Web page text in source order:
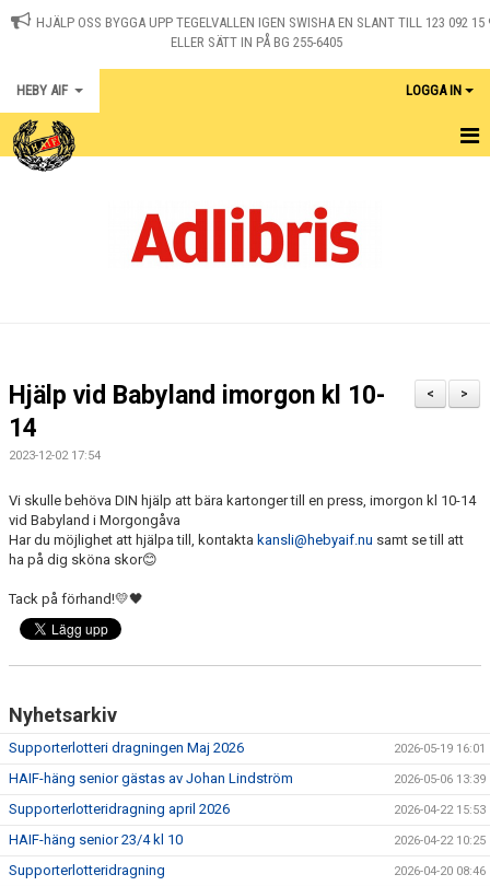
HJÄLP OSS BYGGA UPP TEGELVALLEN IGEN SWISHA EN SLANT TILL 123 092 15
ELLER SÄTT IN PÅ BG 255-6405
HEBY AIF LOGGA IN
KALENDER
DOKUMENT
VÅRA LAG
KLUBBKLÄDER
SAMARBETSPARTNERS
TEGELVALLEN 2.0
>
<
Hjälp vid Babyland imorgon kl 10-
14
2023-12-02 17:54
Vi skulle behöva DIN hjälp att bära kartonger till en press, imorgon kl 10-14
vid Babyland i Morgongåva
Har du möjlighet att hjälpa till, kontakta kansli@hebyaif.nu samt se till att
ha på dig sköna skor😊
Tack på förhand!💛🖤
Nyhetsarkiv
Supporterlotteri dragningen Maj 2026 2026-05-19 16:01
HAIF-häng senior gästas av Johan Lindström 2026-05-06 13:39
Supporterlotteridragning april 2026 2026-04-22 15:53
HAIF-häng senior 23/4 kl 10 2026-04-22 10:25
Supporterlotteridragning 2026-04-20 08:46